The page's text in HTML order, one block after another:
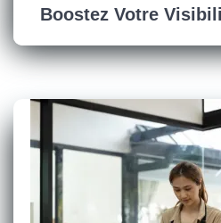
Boostez Votre